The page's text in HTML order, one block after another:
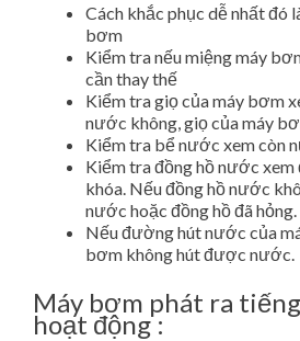
Cách khắc phục dễ nhất đó
bơm
Kiểm tra nếu miệng máy
cần thay thế
Kiểm tra giọ của máy bơm
nước không, giọ của máy
Kiểm tra bể nước xem còn
Kiểm tra đồng hồ nước xem
khóa. Nếu đồng hồ nước
nước hoặc đồng hồ đã hỏng.
Nếu đường hút nước của
bơm không hút được nước.
Máy bơm phát ra
hoạt động :